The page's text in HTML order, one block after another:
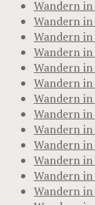
Wandern
Wandern
Wandern
Wandern
Wandern
Wandern
Wandern
Wandern
Wandern
Wandern
Wandern
Wandern
Wandern